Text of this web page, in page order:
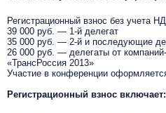
Регистрационный взнос без учета
39 000 руб. — 1-й делегат
35 000 руб. — 2-й и последующие
26 000 руб. — делегаты от
«ТрансРоссия 2013»
Участие в конференции
Регистрационный взнос включает: